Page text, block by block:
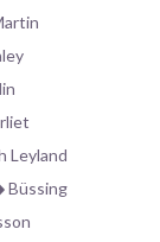
Leyland
Büssing